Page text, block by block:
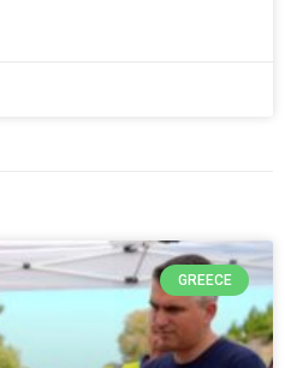
GREECE